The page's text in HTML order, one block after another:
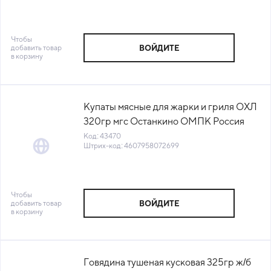
Чтобы
добавить товар
в корзину
ВОЙДИТЕ
Купаты мясные для жарки и гриля ОХЛ
320гр мгс Останкино ОМПК Россия
(5584) (КОД 43470) (0°С)
Код: 43470
Штрих-код: 4607958072699
Чтобы
добавить товар
в корзину
ВОЙДИТЕ
Говядина тушеная кусковая 325гр ж/б